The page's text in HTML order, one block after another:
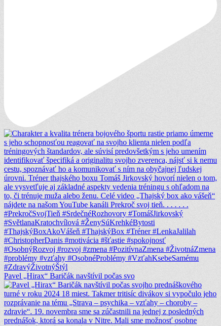
Pavel „Hirax“ Baričák navštívil počas svo